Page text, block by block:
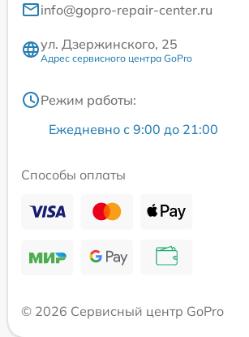
info@gopro-repair-center.ru
ул. Дзержинского, 25
Адрес сервисного центра GoPro
Режим работы:
Ежедневно с 9:00 до 21:00
Способы оплаты
© 2026 Сервисный центр GoPro